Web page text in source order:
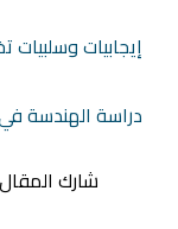
إيجابيات
دراسة الهندسة في
شارك